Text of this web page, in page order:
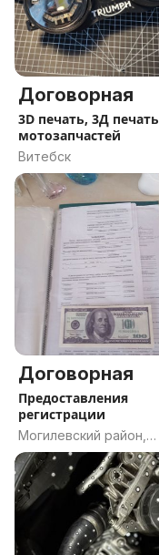
Договорная
3D печать, 3Д печать
мотозапчастей
Витебск
Договорная
Предоставления
регистрации
Могилевский район,
Могилевская область